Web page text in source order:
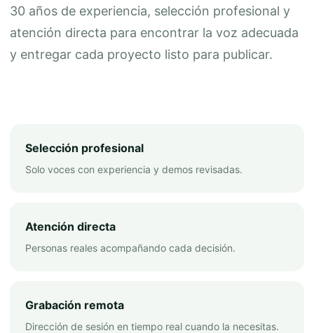
30 años de experiencia, selección profesional y
atención directa para encontrar la voz adecuada
y entregar cada proyecto listo para publicar.
Selección profesional
Solo voces con experiencia y demos revisadas.
Atención directa
Personas reales acompañando cada decisión.
Grabación remota
Dirección de sesión en tiempo real cuando la necesitas.